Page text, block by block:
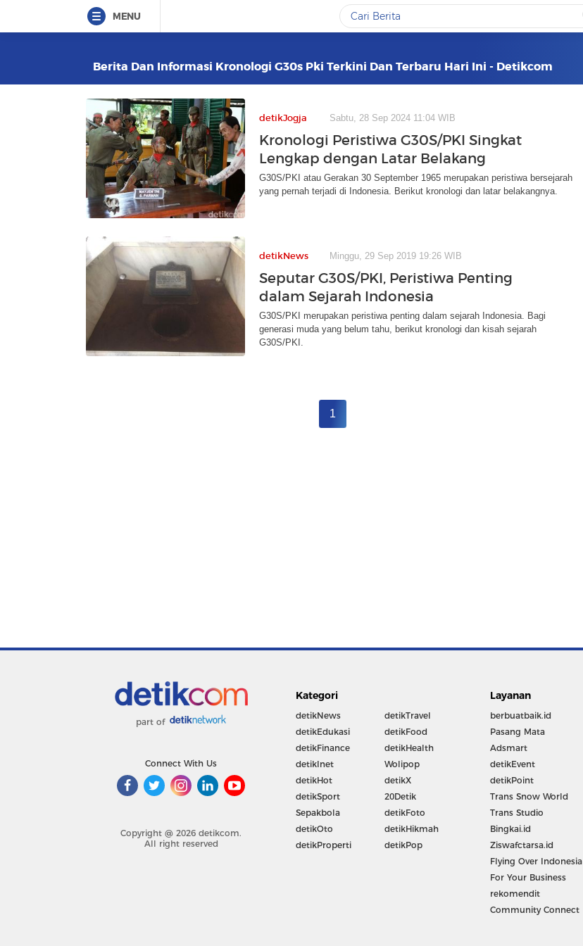
MENU
Berita Dan Informasi Kronologi G30s Pki Terkini Dan Terbaru Hari Ini - Detikcom
detikJogja Sabtu, 28 Sep 2024 11:04 WIB
Kronologi Peristiwa G30S/PKI Singkat
Lengkap dengan Latar Belakang
G30S/PKI atau Gerakan 30 September 1965 merupakan peristiwa bersejarah
yang pernah terjadi di Indonesia. Berikut kronologi dan latar belakangnya.
detikNews Minggu, 29 Sep 2019 19:26 WIB
Seputar G30S/PKI, Peristiwa Penting
dalam Sejarah Indonesia
G30S/PKI merupakan peristiwa penting dalam sejarah Indonesia. Bagi
generasi muda yang belum tahu, berikut kronologi dan kisah sejarah
G30S/PKI.
1
part of
Connect With Us
Copyright @ 2026 detikcom.
All right reserved
Kategori
detikNews
detikEdukasi
detikFinance
detikInet
detikHot
detikSport
Sepakbola
detikOto
detikProperti
detikTravel
detikFood
detikHealth
Wolipop
detikX
20Detik
detikFoto
detikHikmah
detikPop
Layanan
berbuatbaik.id
Pasang Mata
Adsmart
detikEvent
detikPoint
Trans Snow World
Trans Studio
Bingkai.id
Ziswafctarsa.id
Flying Over Indonesia
For Your Business
rekomendit
Community Connect